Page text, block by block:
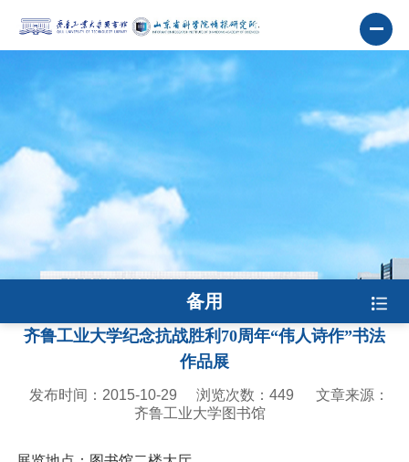
备用
齐鲁工业大学纪念抗战胜利70周年“伟人诗作”书法
作品展
发布时间：2015-10-29 浏览次数： 449
文章来源：
齐鲁工业大学图书馆